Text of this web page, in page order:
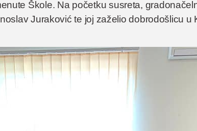
Škole. Na početku susreta,
Juraković te joj zaželio dobrodošlicu u